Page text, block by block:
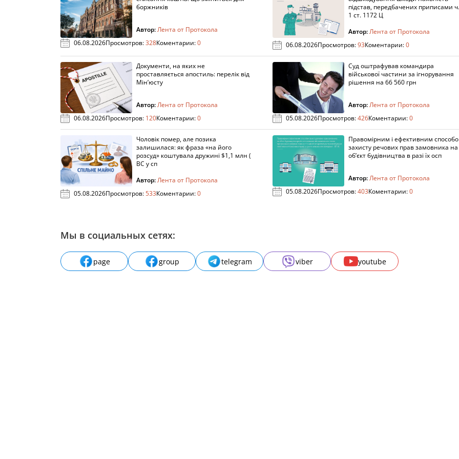
боржників
Автор:Лента от Протокола
06.08.2026Просмотров:328Коментарии:0
підстав, передбачених приписами ч.
1 ст. 1172 Ц
Автор:Лента от Протокола
06.08.2026Просмотров:93Коментарии:0
Документи, на яких не
проставляється апостиль: перелік від
Мін’юсту
Автор:Лента от Протокола
06.08.2026Просмотров: 120Коментарии:0
Суд оштрафував командира
військової частини за ігнорування
рішення на 66 560 грн
Автор:Лента от Протокола
05.08.2026Просмотров:426Коментарии:0
Чоловік помер, але позика
залишилася: як фраза «на його
розсуд» коштувала дружині $1,1 млн (
ВС у сп
Автор:Лента от Протокола
05.08.2026Просмотров:533Коментарии:0
Правомірним і ефективним
захисту речових прав замовника на
об’єкт будівництва в разі їх осп
Автор:Лента от Протокола
05.08.2026Просмотров:403Коментарии:0
Мы в социальных сетях:
page group telegram viber youtube